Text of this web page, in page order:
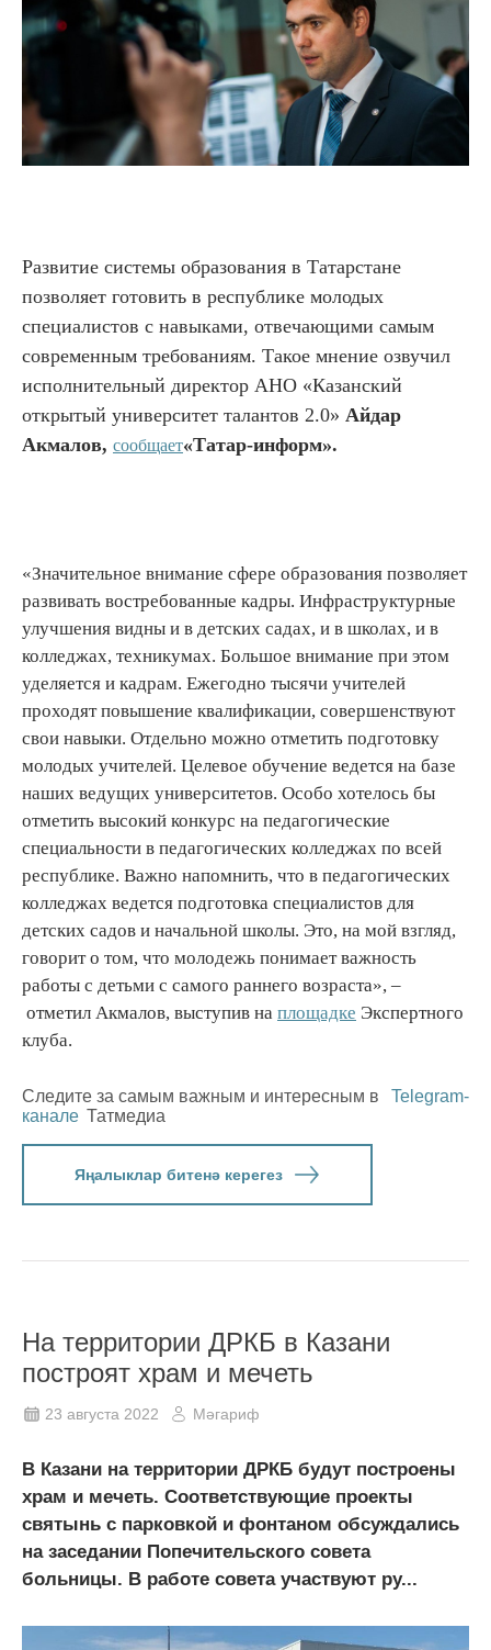
Развитие системы образования в Татарстане
позволяет готовить в республике молодых
специалистов с навыками, отвечающими самым
современным требованиям. Такое мнение озвучил
исполнительный директор АНО «Казанский
открытый университет талантов 2.0» Айдар
Акмалов, сообщает«Татар-информ».
«Значительное внимание сфере образования позволяет
развивать востребованные кадры. Инфраструктурные
улучшения видны и в детских садах, и в школах, и в
колледжах, техникумах. Большое внимание при этом
уделяется и кадрам. Ежегодно тысячи учителей
проходят повышение квалификации, совершенствуют
свои навыки. Отдельно можно отметить подготовку
молодых учителей. Целевое обучение ведется на базе
наших ведущих университетов. Особо хотелось бы
отметить высокий конкурс на педагогические
специальности в педагогических колледжах по всей
республике. Важно напомнить, что в педагогических
колледжах ведется подготовка специалистов для
детских садов и начальной школы. Это, на мой взгляд,
говорит о том, что молодежь понимает важность
работы с детьми с самого раннего возраста», –
отметил Акмалов, выступив на площадке Экспертного
клуба.
Следите за самым важным и интересным в
Telegram-
канале Татмедиа
Яңалыклар битенә керегез
На территории ДРКБ в Казани
построят храм и мечеть
23 августа 2022 Мәгариф
В Казани на территории ДРКБ будут построены
храм и мечеть. Соответствующие проекты
святынь с парковкой и фонтаном обсуждались
на заседании Попечительского совета
больницы. В работе совета участвуют ру...